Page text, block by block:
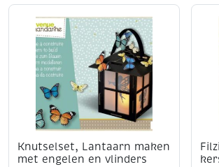
Knutselset, Lantaarn maken
met engelen en vlinders